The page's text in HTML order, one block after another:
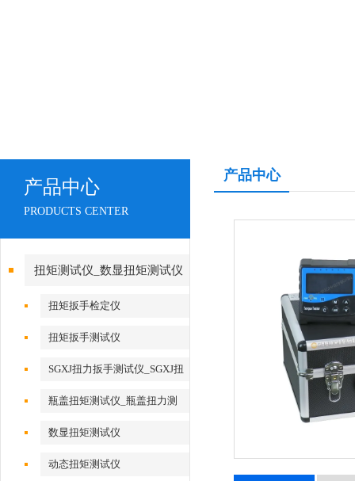
产品中心
PRODUCTS CENTER
扭矩测试仪_数显扭矩测试仪
扭矩扳手检定仪
扭矩扳手测试仪
SGXJ扭力扳手测试仪_SGXJ扭
力扳手校准仪
瓶盖扭矩测试仪_瓶盖扭力测
试仪
数显扭矩测试仪
动态扭矩测试仪
产品中心